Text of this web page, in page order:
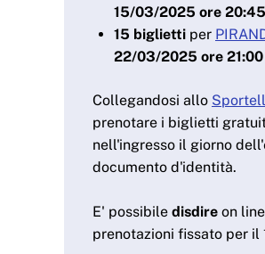
15/03/2025 ore 20:45
15 biglietti per
22/03/2025 ore 21:00
Collegandosi allo
prenotare i biglietti
nell'ingresso il giorno
documento d'identità.
E' possibile disdire on
prenotazioni fissato per il